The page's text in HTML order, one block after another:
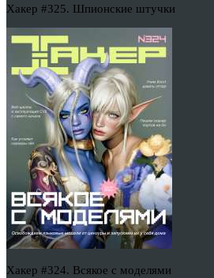
Хакер #325. Шпионские штучки
Хакер #324. Всякое с моделями